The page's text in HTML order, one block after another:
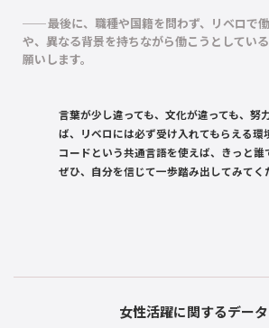
最後に、職種や国籍を問わず、リベロで
や、異なる背景を持ちながら働こうとしてい
願いします。
言葉が少し違っても、文化が違っても、努
ば、リベロには必ず受け入れてもらえる環
コードという共通言語を使えば、きっと誰
ぜひ、自分を信じて一歩踏み出してみてく
女性活躍に関するデータ